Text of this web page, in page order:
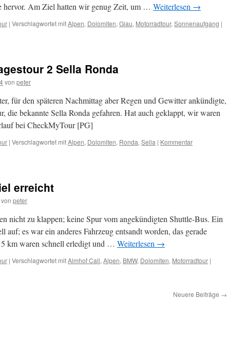
hervor. Am Ziel hatten wir genug Zeit, um … Weiterlesen →
| Verschlagwortet mitAlpen, Dolomiten, Giau, Motorradtour, Sonnenaufgang |
2 Sella Ronda
von peter
für den späteren Nachmittag aber Regen und Gewitter ankündigte,
die bekannte Sella Ronda gefahren. Hat auch geklappt, wir waren
bei CheckMyTour [PG]
| Verschlagwortet mitAlpen, Dolomiten, Ronda, Sella | Kommentar
erreicht
von peter
nicht zu klappen; keine Spur vom angekündigten Shuttle-Bus. Ein
es war ein anderes Fahrzeug entsandt worden, das gerade
km waren schnell erledigt und … Weiterlesen →
| Verschlagwortet mitAlmhof Call, Alpen, BMW, Dolomiten, Motorradtour |
Neuere Beiträge →